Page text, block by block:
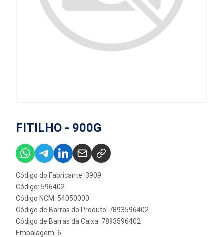
FITILHO - 900G
Código do Fabricante: 3909
Código: 596402
Código NCM: 54050000
Código de Barras do Produto: 7893596402
Código de Barras da Caixa: 7893596402
Embalagem: 6